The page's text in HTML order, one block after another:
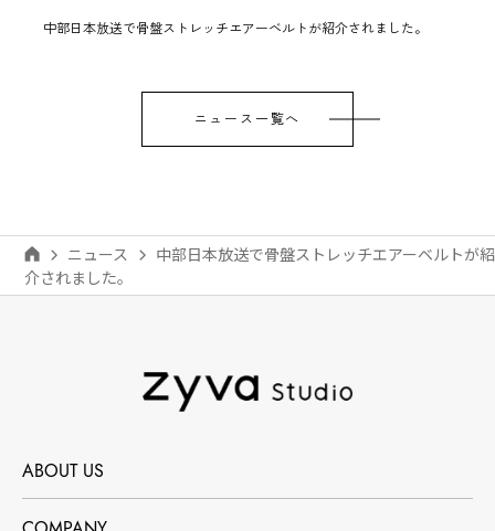
中部日本放送で骨盤ストレッチエアーベルトが紹介されました。
ニュース一覧へ
ニュース
中部日本放送で骨盤ストレッチエアーベルトが紹
介されました。
ABOUT US